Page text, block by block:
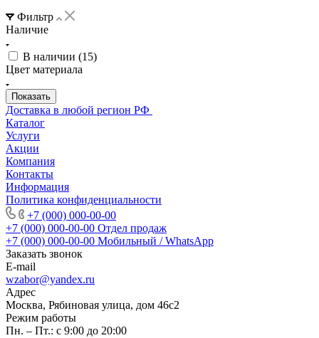
Фильтр
Наличие
В наличии (15)
Цвет материала
Доставка в любой регион РФ
Каталог
Услуги
Акции
Компания
Контакты
Информация
Политика конфиденциальности
+7 (000) 000-00-00
+7 (000) 000-00-00 Отдел продаж
+7 (000) 000-00-00 Мобильный / WhatsApp
Заказать звонок
E-mail
wzabor@yandex.ru
Адрес
Москва, Рябиновая улица, дом 46с2
Режим работы
Пн. – Пт.: с 9:00 до 20:00